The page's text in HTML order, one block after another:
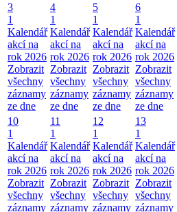
3
1
Kalendář
akcí na
rok 2026
Zobrazit
všechny
záznamy
ze dne
4
1
Kalendář
akcí na
rok 2026
Zobrazit
všechny
záznamy
ze dne
5
1
Kalendář
akcí na
rok 2026
Zobrazit
všechny
záznamy
ze dne
6
1
Kalendář
akcí na
rok 2026
Zobrazit
všechny
záznamy
ze dne
10
1
Kalendář
akcí na
rok 2026
Zobrazit
všechny
záznamy
11
1
Kalendář
akcí na
rok 2026
Zobrazit
všechny
záznamy
12
1
Kalendář
akcí na
rok 2026
Zobrazit
všechny
záznamy
13
1
Kalendář
akcí na
rok 2026
Zobrazit
všechny
záznamy